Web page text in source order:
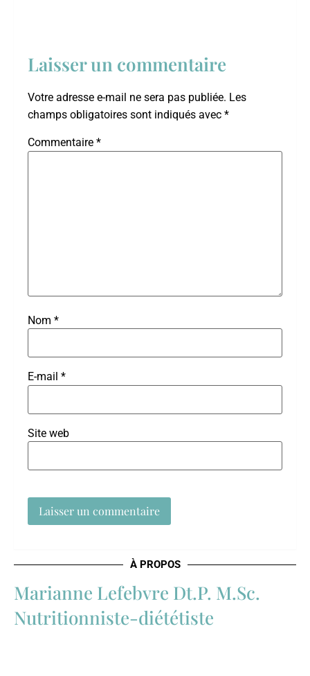
Laisser un commentaire
Votre adresse e-mail ne sera pas publiée. Les
champs obligatoires sont indiqués avec *
Commentaire *
Nom *
E-mail *
Site web
À PROPOS
Marianne Lefebvre Dt.P. M.Sc.
Nutritionniste-diététiste